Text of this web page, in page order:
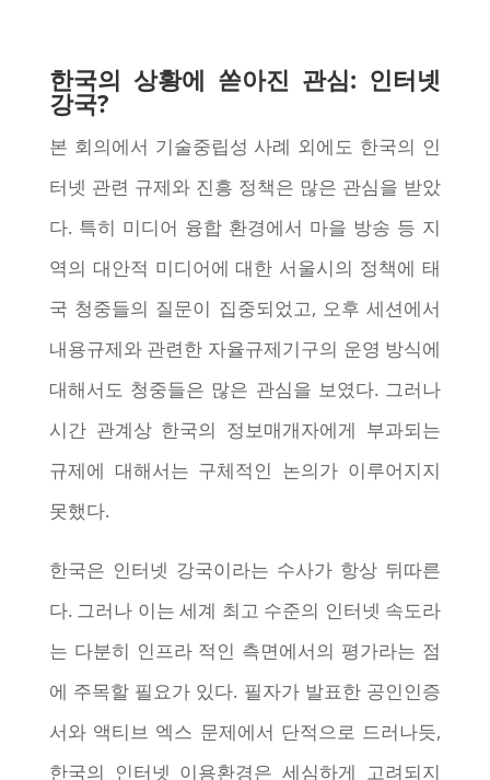
한국의 상황에 쏟아진 관심: 인터넷
강국?
본 회의에서 기술중립성 사례 외에도 한국의 인
터넷 관련 규제와 진흥 정책은 많은 관심을 받았
다. 특히 미디어 융합 환경에서 마을 방송 등 지
역의 대안적 미디어에 대한 서울시의 정책에 태
국 청중들의 질문이 집중되었고, 오후 세션에서
내용규제와 관련한 자율규제기구의 운영 방식에
대해서도 청중들은 많은 관심을 보였다. 그러나
시간 관계상 한국의 정보매개자에게 부과되는
규제에 대해서는 구체적인 논의가 이루어지지
못했다.
한국은 인터넷 강국이라는 수사가 항상 뒤따른
다. 그러나 이는 세계 최고 수준의 인터넷 속도라
는 다분히 인프라 적인 측면에서의 평가라는 점
에 주목할 필요가 있다. 필자가 발표한 공인인증
서와 액티브 엑스 문제에서 단적으로 드러나듯,
한국의 인터넷 이용환경은 세심하게 고려되지